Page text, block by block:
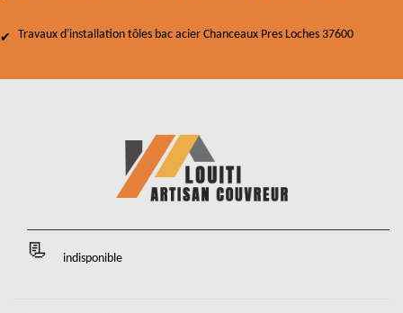
Travaux d'installation tôles bac acier Chanceaux Pres Loches 37600
indisponible